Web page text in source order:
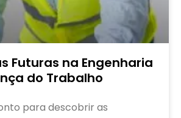
Futuras na Engenharia
do Trabalho
para descobrir as